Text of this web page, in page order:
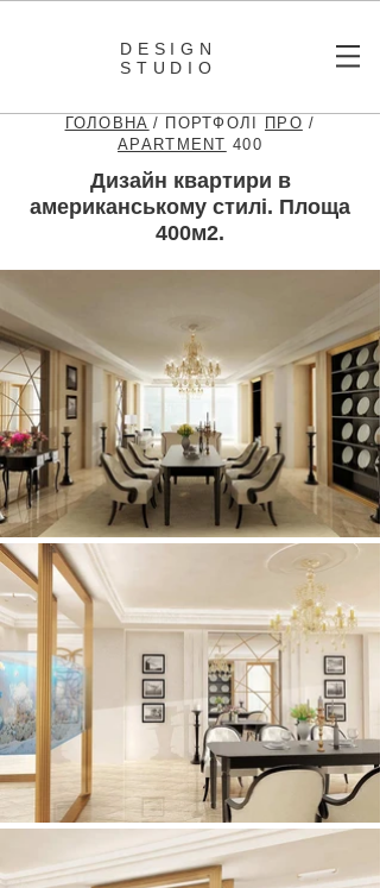
DESIGN
STUDIO
ГОЛОВНА / ПОРТФОЛІ ПРО /
APARTMENT 400
Дизайн квартири в
американському стилі. Площа
400м2.